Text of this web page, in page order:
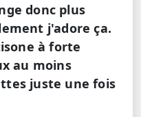
donc plus
j'adore ça.
à forte
au moins
juste une fois